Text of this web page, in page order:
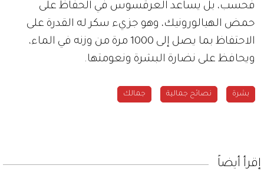
فحسب، بل يساعد العرقسوس في الحفاظ على
حمض الهيالورونيك، وهو جزيء سكر له القدرة على
الاحتفاظ بما يصل إلى 1000 مرة من وزنه في الماء،
ويحافظ على نضارة البشرة ونعومتها.
بشرة نصائح جمالية جمالك
إقرأ أيضاً